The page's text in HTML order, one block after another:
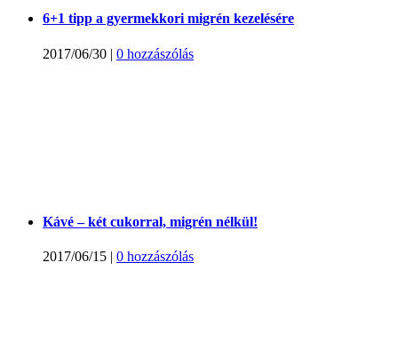
6+1 tipp a gyermekkori migrén kezelésére
2017/06/30 | 0 hozzászólás
Kávé – két cukorral, migrén nélkül!
2017/06/15 | 0 hozzászólás